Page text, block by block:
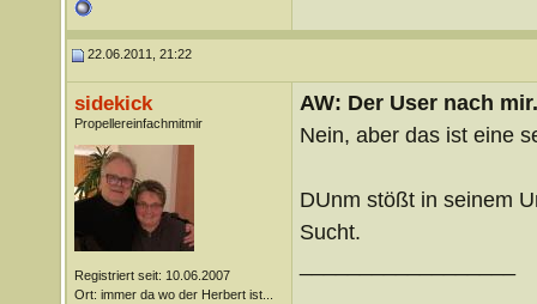
22.06.2011, 21:22
sidekick
Propellereinfachmitmir
Registriert seit: 10.06.2007
Ort: immer da wo der Herbert ist...
AW: Der User nach
Nein, aber das ist eine
DUnm stößt in seinem
Sucht.